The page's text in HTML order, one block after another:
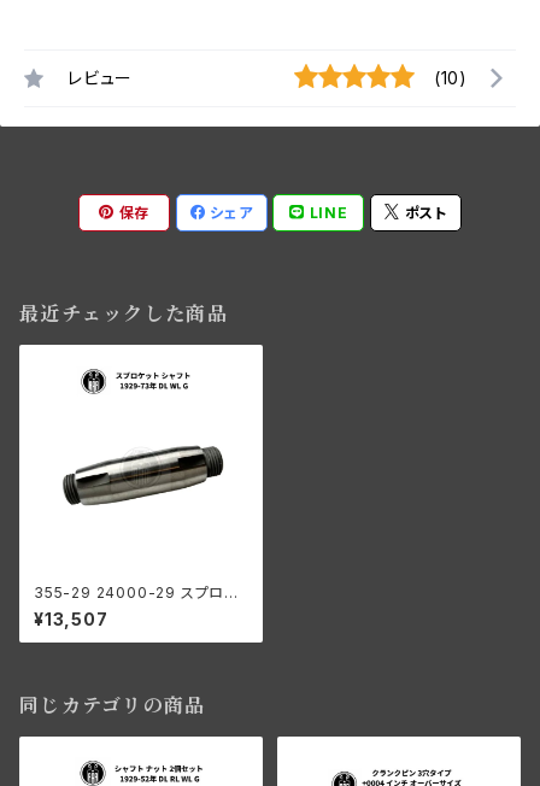
レビュー (10)
保存 シェア LINE ポスト
最近チェックした商品
355-29 24000-29 スプロケ
ットシャフト ハーレーダビッドソ
ン 1929-73年 DL WL G
¥13,507
同じカテゴリの商品